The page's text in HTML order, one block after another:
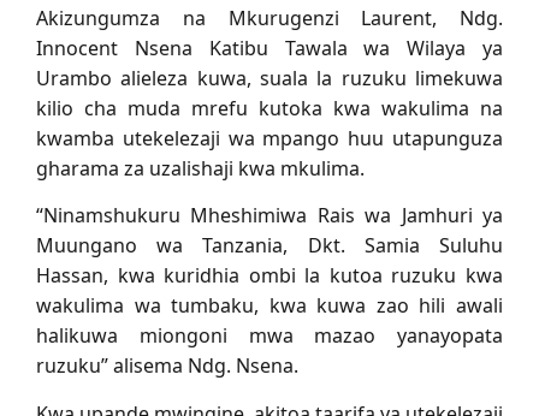
Akizungumza na Mkurugenzi Laurent, Ndg.
Innocent Nsena Katibu Tawala wa Wilaya ya
Urambo alieleza kuwa, suala la ruzuku limekuwa
kilio cha muda mrefu kutoka kwa wakulima na
kwamba utekelezaji wa mpango huu utapunguza
gharama za uzalishaji kwa mkulima.
“Ninamshukuru Mheshimiwa Rais wa Jamhuri ya
Muungano wa Tanzania, Dkt. Samia Suluhu
Hassan, kwa kuridhia ombi la kutoa ruzuku kwa
wakulima wa tumbaku, kwa kuwa zao hili awali
halikuwa miongoni mwa mazao yanayopata
ruzuku” alisema Ndg. Nsena.